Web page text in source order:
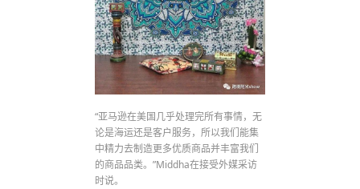
“亚马逊在美国几乎处理完所有事情，无
论是海运还是客户服务，所以我们能集
中精力去制造更多优质商品并丰富我们
的商品品类。”Middha在接受外媒采访
时说。